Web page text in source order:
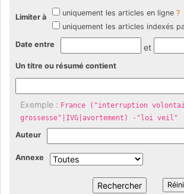
Limiter à uniquement les articles en ligne ?
uniquement les articles indexés
Date entre et
Un titre ou résumé contient
Exemple : France ("interruption
grossesse"|IVG|avortement) -"loi veil"
Auteur
Annexe